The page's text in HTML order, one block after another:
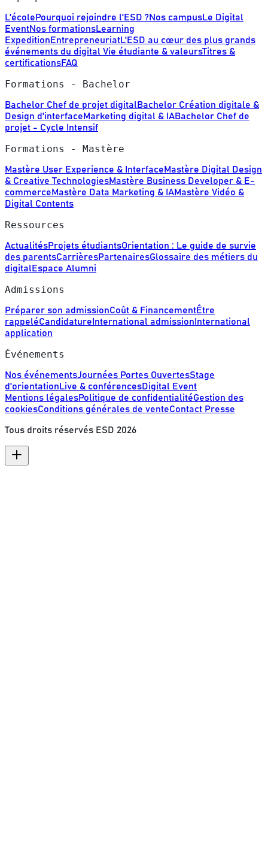
L'école Pourquoi rejoindre l'ESD ?Nos campusLe Digital
EventNos formationsLearning
Expedition EntrepreneuriatL'ESD au cœur des plus grands
événements du digital Vie étudiante & valeursTitres &
certificationsFAQ
Formations - Bachelor
Bachelor Chef de projet digital Bachelor Création digitale &
Design d'interface Marketing digital & IABachelor Chef de
projet - Cycle Intensif
Formations - Mastère
Mastère User Experience & Interface Mastère Digital Design
& Creative TechnologiesMastère Business Developer & E-
commerce Mastère Data Marketing & IAMastère Vidéo &
Digital Contents
Ressources
ActualitésProjets étudiantsOrientation : Le guide de survie
des parentsCarrièresPartenairesGlossaire des métiers du
digital Espace Alumni
Admissions
Préparer son admissionCoût & FinancementÊtre
rappeléCandidature International admission International
application
Événements
Nos événementsJournées Portes OuvertesStage
d'orientation Live & conférencesDigital Event
Mentions légalesPolitique de confidentialitéGestion des
cookiesConditions générales de venteContact Presse
Tous droits réservés ESD 2026